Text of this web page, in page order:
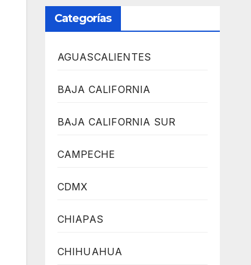
Categorías
AGUASCALIENTES
BAJA CALIFORNIA
BAJA CALIFORNIA SUR
CAMPECHE
CDMX
CHIAPAS
CHIHUAHUA